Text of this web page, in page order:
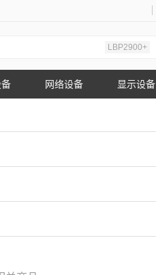
LBP2900+
网络设备 显示设备